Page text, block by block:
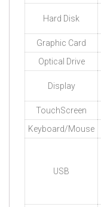
Hard Disk
Graphic Card
Optical Drive
Display
TouchScreen
Keyboard/Mouse
USB